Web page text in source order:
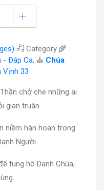
Category 🌾
- Đáp Ca, ⛪ Chúa
Vịnh 33
chở che những ai
gian truân.
niềm hân hoan trong
Người.
tung hô Danh Chúa,